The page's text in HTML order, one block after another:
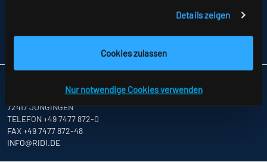
Details zeigen
Cookies zulassen
Nur notwendige Cookies verwenden
AGB
HAUPTSTRASSE 31–33
72417 JUNGINGEN
TELEFON +49 7477 872-0
FAX +49 7477 872-48
INFO@RIDI.DE